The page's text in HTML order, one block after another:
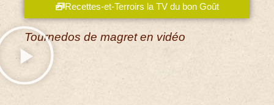
Recettes-et-Terroirs la TV du bon Goût
Tournedos de magret en vidéo